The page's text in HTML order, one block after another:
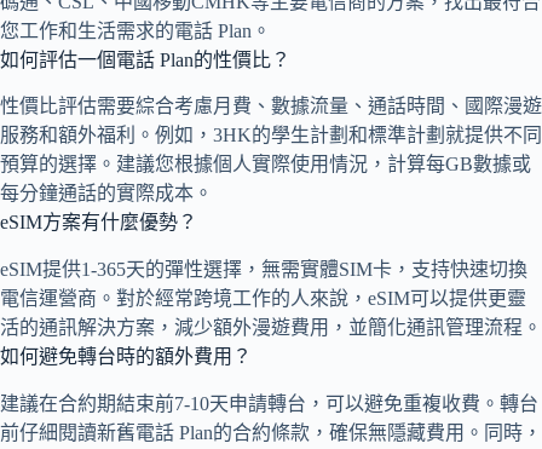
您工作和生活需求的電話 Plan。
如何評估一個電話 Plan的性價比？
性價比評估需要綜合考慮月費、數據流量、通話時間、國際漫遊
服務和額外福利。例如，3HK的學生計劃和標準計劃就提供不同
預算的選擇。建議您根據個人實際使用情況，計算每GB數據或
每分鐘通話的實際成本。
eSIM方案有什麼優勢？
eSIM提供1-365天的彈性選擇，無需實體SIM卡，支持快速切換
電信運營商。對於經常跨境工作的人來說，eSIM可以提供更靈
活的通訊解決方案，減少額外漫遊費用，並簡化通訊管理流程。
如何避免轉台時的額外費用？
建議在合約期結束前7-10天申請轉台，可以避免重複收費。轉台
前仔細閱讀新舊電話 Plan的合約條款，確保無隱藏費用。同時，